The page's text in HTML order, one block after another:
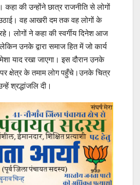
कहा की उन्होंने छात्र राजनीति से लोगों
वह आखरी दम तक वह लोगों के
लोगों ने कहा की स्वर्गीय दिनेश आज
उनके द्वारा समाज हित में जो कार्य
याद रखा जाएगा। इस दौरान उनके
पर क्षेत्र के तमाम लोग पहुँचे।उनके चित्र
श्रद्धांजलि दी।